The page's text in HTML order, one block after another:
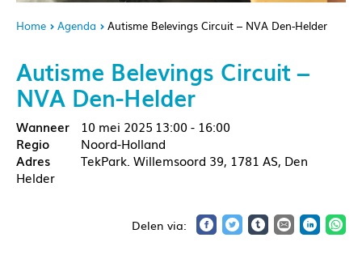
Home Agenda Autisme Belevings Circuit – NVA Den-Helder
Autisme Belevings Circuit –
NVA Den-Helder
10 mei 2025 13:00 - 16:00
Noord-Holland
TekPark. Willemsoord 39, 1781 AS, Den
Helder